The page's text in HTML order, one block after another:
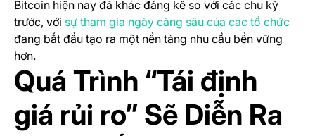
Bitcoin hiện nay đã khác đáng kể so với các chu kỳ
trước, với sự tham gia ngày càng sâu của các tổ chức
đang bắt đầu tạo ra một nền tảng nhu cầu bền vững
hơn.
Quá Trình “Tái định
giá rủi ro” Sẽ Diễn Ra